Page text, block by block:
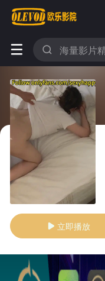
 
很差较差还行推荐力荐
 立即播放